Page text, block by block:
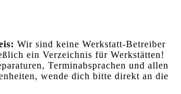
Wir sind keine Werkstatt-Betreiber
ein Verzeichnis für Werkstätten!
Terminabsprachen und allen
wende dich bitte direkt an die